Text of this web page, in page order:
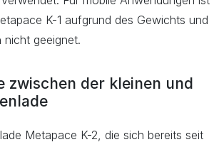
K-1 aufgrund des Gewichts und
nicht geeignet.
zwischen der kleinen und
Metapace K-2, die sich bereits seit